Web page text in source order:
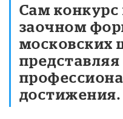
Сам конкурс
заочном
московских
представляя
достижения.